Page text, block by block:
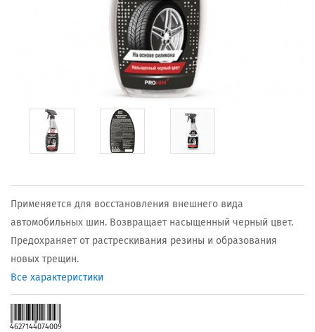
Применяется для восстановления внешнего вида
автомобильных шин. Возвращает насыщенный черный цвет.
Предохраняет от растрескивания резины и образования
новых трещин.
Все характеристики
4627144074009